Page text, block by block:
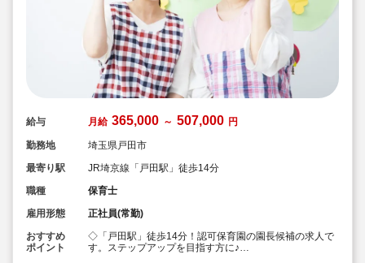
給与 月給 365,000 ～ 507,000 円
勤務地
埼玉県戸田市
最寄り駅
JR埼京線「戸田駅」徒歩14分
職種
保育士
雇用形態
正社員(常勤)
おすすめ
ポイント
◇「戸田駅」徒歩14分！認可保育園の園長候補の求人で
す。ステップアップを目指す方に♪